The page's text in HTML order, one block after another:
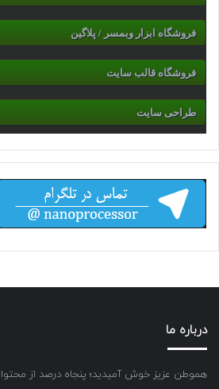
فروشگاه ابزار وبمسر / پلاگین
فروشگاه قالب سایت
طراحی سایت
درباره ما
هموطن عزیز خوش آمیدید؛ پنجاه درصد از